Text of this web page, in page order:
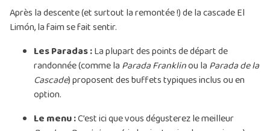
Après la descente (et surtout la remontée !) de la cascade El
Limón, la faim se fait sentir.
Les Paradas :La plupart des points de départ de
randonnée (comme la Parada Franklinou la Parada de la
Cascade) proposent des buffets typiques inclus ou en
option.
Le menu :C’est ici que vous dégusterez le meilleur